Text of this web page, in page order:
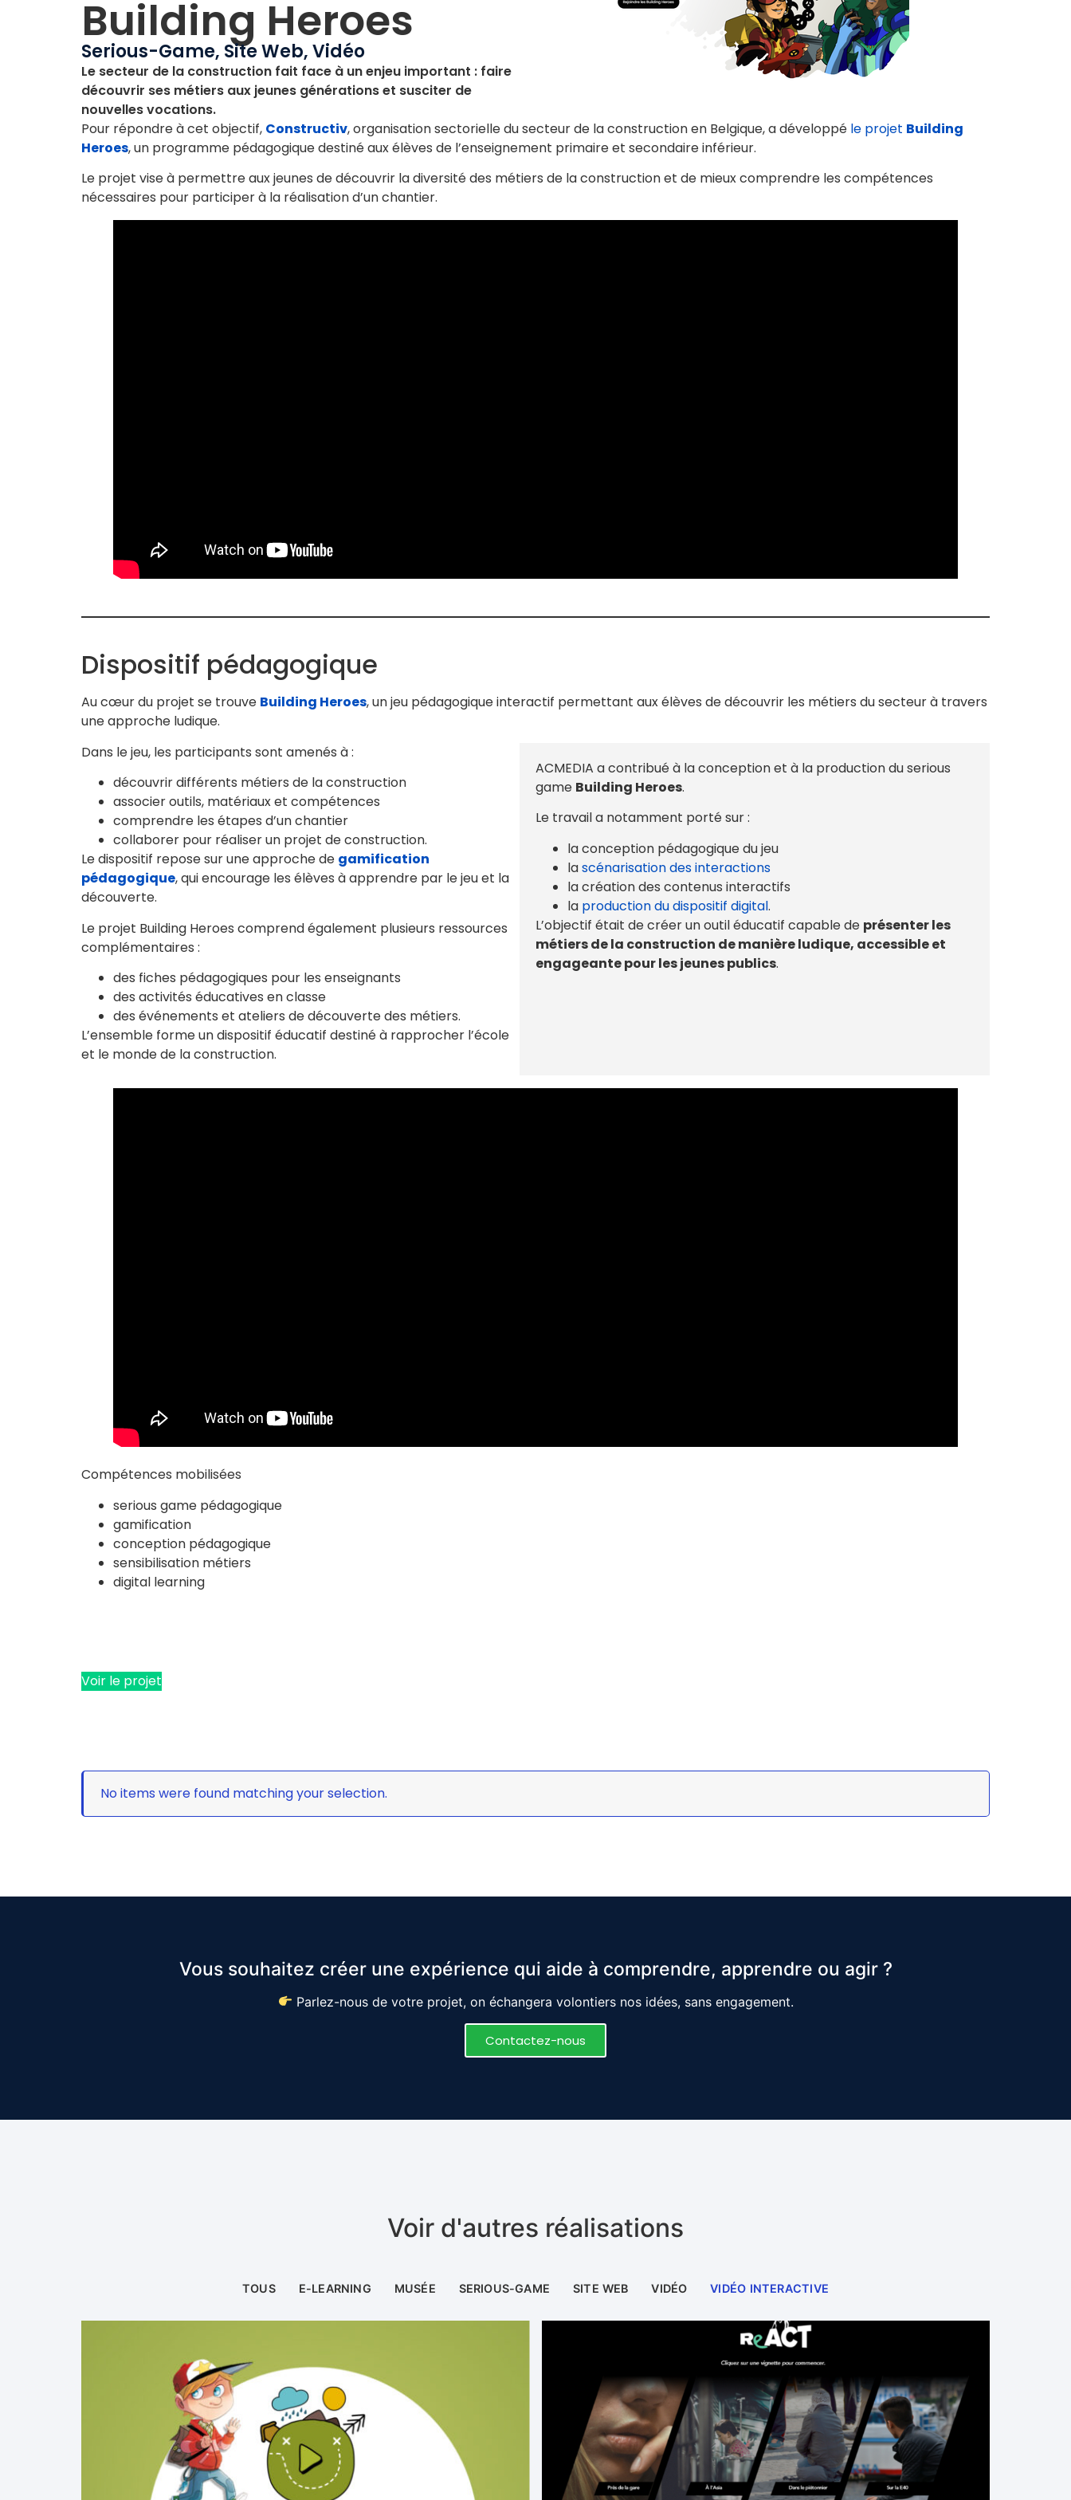
Building Heroes
Serious-Game, Site Web,Vidéo
Le secteur de la construction fait face à un enjeu important : faire
découvrir ses métiers aux jeunes générations et susciter de
nouvelles vocations.
Pour répondre à cet objectif, Constructiv, organisation sectorielle du secteur de la construction en Belgique, a développé le projet Building
Heroes, un programme pédagogique destiné aux élèves de l’enseignement primaire et secondaire inférieur.
Le projet vise à permettre aux jeunes de découvrir la diversité des métiers de la construction et de mieux comprendre les compétences
nécessaires pour participer à la réalisation d’un chantier.
Dispositif pédagogique
Au cœur du projet se trouve Building Heroes, un jeu pédagogique interactif permettant aux élèves de découvrir les métiers du secteur à travers
une approche ludique.
Dans le jeu, les participants sont amenés à :
découvrir différents métiers de la construction
associer outils, matériaux et compétences
comprendre les étapes d’un chantier
collaborer pour réaliser un projet de construction.
Le dispositif repose sur une approche de gamification
pédagogique, qui encourage les élèves à apprendre par le jeu et la
découverte.
Le projet Building Heroes comprend également plusieurs ressources
complémentaires :
des fiches pédagogiques pour les enseignants
des activités éducatives en classe
des événements et ateliers de découverte des métiers.
L’ensemble forme un dispositif éducatif destiné à rapprocher l’école
et le monde de la construction.
ACMEDIA a contribué à la conception et à la production du serious
game Building Heroes.
Le travail a notamment porté sur :
la conception pédagogique du jeu
lascénarisation des interactions
la création des contenus interactifs
la production du dispositif digital.
L’objectif était de créer un outil éducatif capable de présenter les
métiers de la construction de manière ludique, accessible et
engageante pour les jeunes publics.
Compétences mobilisées
serious game pédagogique
gamification
conception pédagogique
sensibilisation métiers
digital learning
Voir le projet
No items were found matching your selection.
Vous souhaitez créer une expérience qui aide à comprendre, apprendre ou agir ?
Parlez-nous de votre projet, on échangera volontiers nos idées, sans engagement.
Contactez-nous
Voir d'autres réalisations
TOUS E-LEARNING MUSÉE SERIOUS-GAME SITE WEB VIDÉO VIDÉO INTERACTIVE